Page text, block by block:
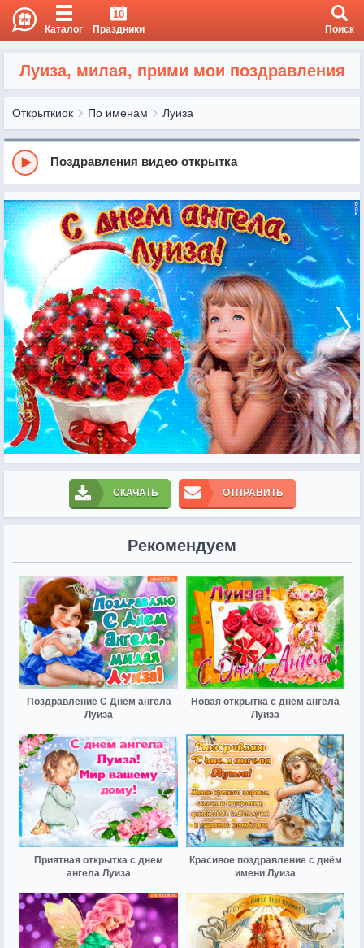
Каталог
10
Праздники Поиск
Луиза, милая, прими мои поздравления
Открыткиок По именам Луиза
Поздравления видео открытка
СКАЧАТЬ ОТПРАВИТЬ
Рекомендуем
Поздравление С Днём ангела
Луиза
Новая открытка с днем ангела
Луиза
Приятная открытка с днем
ангела Луиза
Красивое поздравление с днём
имени Луиза